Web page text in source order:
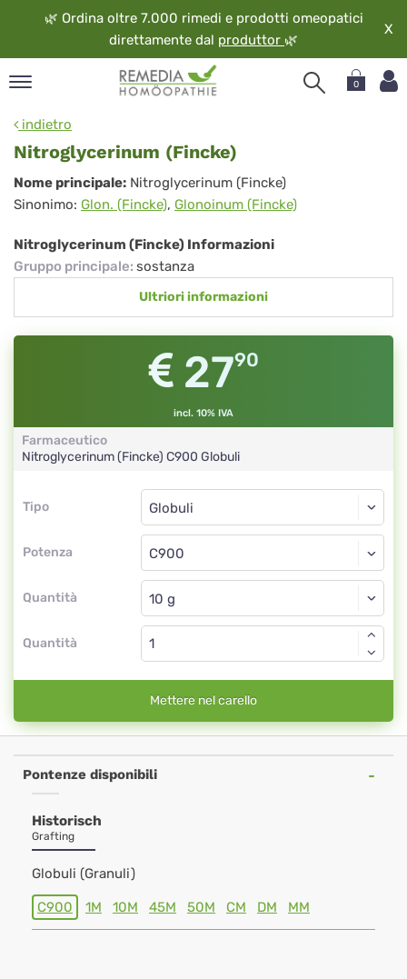
🌿 Ordina oltre 7.000 rimedi e prodotti omeopatici
direttamente dal produttor 🌿
X
0
indietro
Nitroglycerinum (Fincke)
Nitroglycerinum
(Fincke)
Nome principale: Nitroglycerinum (Fincke)
Sinonimo: Glon. (Fincke), Glonoinum (Fincke)
Nitroglycerinum (Fincke) Informazioni
Gruppo principale: sostanza
Ultriori informazioni
2790
incl. 10% IVA
Farmaceutico
Nitroglycerinum (Fincke) C900 Globuli
Tipo
Tipo
Potenza
Globuli
C900
Quantità
Globuli
Quantità
Mettere nel carello
Pontenze disponibili
Historisch
Grafting
Globuli (Granuli)
C900 1M 10M 45M 50M CM DM MM